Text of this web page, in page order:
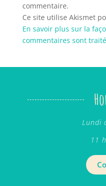
commentaire.
Ce site utilise Akismet
En savoir plus sur la
commentaires sont
Lundi
11